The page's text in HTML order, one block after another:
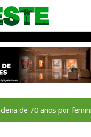
años por feminicidio